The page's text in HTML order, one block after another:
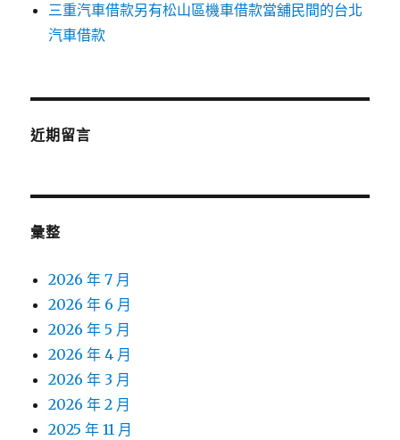
三重汽車借款另有松山區機車借款當舖民間的台北
汽車借款
近期留言
彙整
2026 年 7 月
2026 年 6 月
2026 年 5 月
2026 年 4 月
2026 年 3 月
2026 年 2 月
2025 年 11 月